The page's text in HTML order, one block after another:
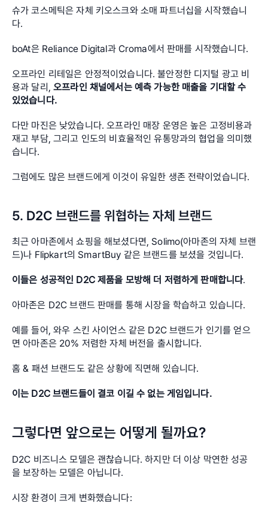
슈가 코스메틱은 자체 키오스크와 소매 파트너십을 시작했습니
다.
boAt은 Reliance Digital과 Croma에서 판매를 시작했습니다.
오프라인 리테일은 안정적이었습니다. 불안정한 디지털 광고 비
용과 달리, 오프라인 채널에서는 예측 가능한 매출을 기대할 수
있었습니다.
다만 마진은 낮았습니다. 오프라인 매장 운영은 높은 고정비용과
재고 부담, 그리고 인도의 비효율적인 유통망과의 협업을 의미했
습니다.
그럼에도 많은 브랜드에게 이것이 유일한 생존 전략이었습니다.
5. D2C 브랜드를 위협하는 자체 브랜드
최근 아마존에서 쇼핑을 해보셨다면, Solimo(아마존의 자체 브랜
드)나 Flipkart의 SmartBuy 같은 브랜드를 보셨을 것입니다.
이들은 성공적인 D2C 제품을 모방해 더 저렴하게 판매합니다.
아마존은 D2C 브랜드 판매를 통해 시장을 학습하고 있습니다.
예를 들어, 와우 스킨 사이언스 같은 D2C 브랜드가 인기를 얻으
면 아마존은 20% 저렴한 자체 버전을 출시합니다.
홈 & 패션 브랜드도 같은 상황에 직면해 있습니다.
이는 D2C 브랜드들이 결코 이길 수 없는 게임입니다.
그렇다면 앞으로는 어떻게 될까요?
D2C 비즈니스 모델은 괜찮습니다. 하지만 더 이상 막연한 성공
을 보장하는 모델은 아닙니다.
시장 환경이 크게 변화했습니다: